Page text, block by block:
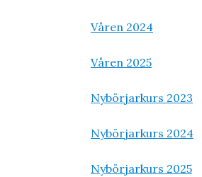
Våren 2024
Våren 2025
Nybörjarkurs 2023
Nybörjarkurs 2024
Nybörjarkurs 2025